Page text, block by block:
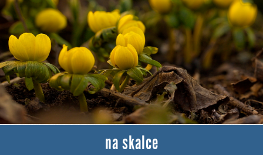
Zapomněli jste heslo?
Měli jste účet na starém webu?
na skalce